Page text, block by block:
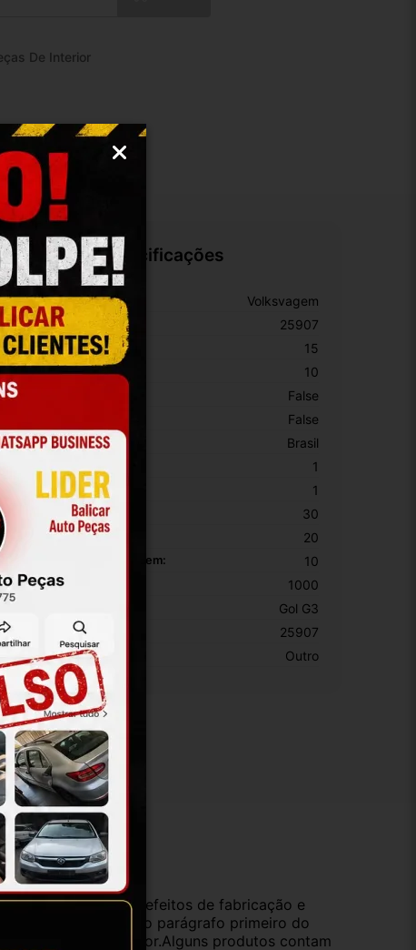
De Interior
Especificações
Marca: Volksvagem
Número De Peça: 25907
Largura: 15
Comprimento: 10
É Ajustável: False
False
Origem: Brasil
1
1
Altura Da Embalagem: 30
Largura Da Embalagem: 20
Comprimento Da Embalagem: 10
Peso Da Embalagem: 1000
Gol G3
SKU: 25907
Motivo De GTIN Vacío: Outro
compra e cobre defeitos de fabricação e
opções previstas no parágrafo primeiro do
de valor superior.Alguns produtos contam